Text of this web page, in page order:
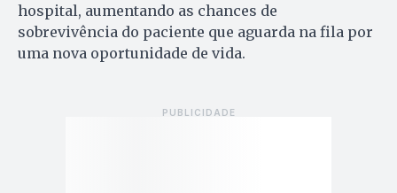
hospital, aumentando as chances de
sobrevivência do paciente que aguarda na fila por
uma nova oportunidade de vida.